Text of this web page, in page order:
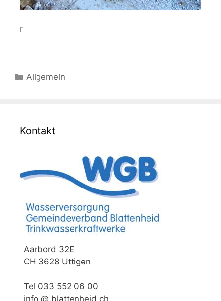
r
Allgemein
Kontakt
Aarbord 32E
CH 3628 Uttigen
Tel 033 552 06 00
info @ blattenheid.ch